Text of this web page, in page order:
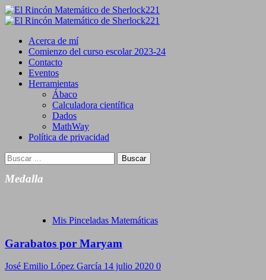
Saltar
al
Primary
Acerca de mí
Comienzo del curso escolar 2023-24
Contacto
Eventos
Herramientas
Ábaco
Calculadora científica
Dados
MathWay
Política de privacidad
Buscar:
Medalla
Mis Pinceladas Matemáticas
Garabatos por Maryam
José Emilio López García 14 julio 2020 0